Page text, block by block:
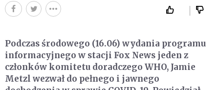
Podczas środowego (16.06) wydania programu
informacyjnego w stacji Fox News jeden z
członków komitetu doradczego WHO, Jamie
Metzl wezwał do pełnego i jawnego